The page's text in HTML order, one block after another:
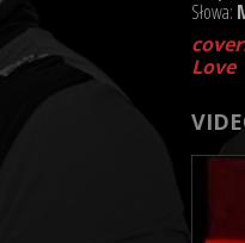
Słowa:
Love